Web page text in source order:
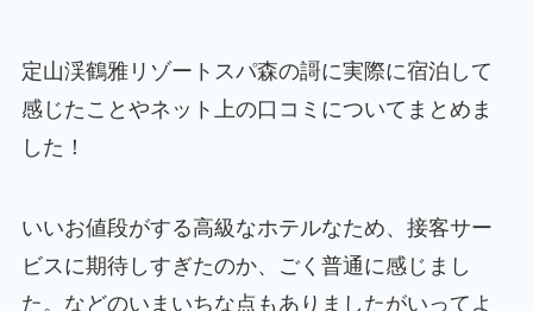
定山渓鶴雅リゾートスパ森の謌に実際に宿泊して
感じたことやネット上の口コミについてまとめま
した！
いいお値段がする高級なホテルなため、接客サー
ビスに期待しすぎたのか、ごく普通に感じまし
た。などのいまいちな点もありましたがいってよ